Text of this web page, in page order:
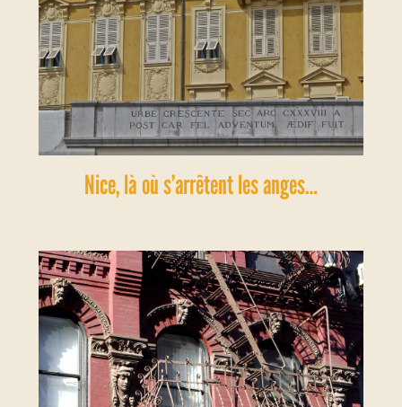
Nice, là où s’arrêtent les anges…